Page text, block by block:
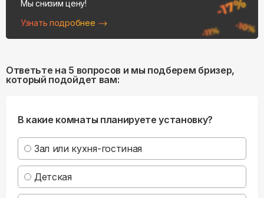
Мы снизим цену!
Узнать подробнее
Ответьте на 5 вопросов и мы подберем бризер,
который подойдет вам:
В какие комнаты планируете установку?
Зал или кухня-гостиная
Детская